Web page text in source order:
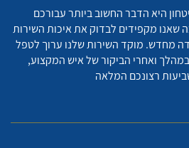
היא הדבר החשוב ביותר עבורכם
שאנו מקפידים לבדוק את איכות השירות
מחדש. מוקד השירות שלנו ערוך לטפל
ואחרי הביקור של איש המקצוע,
רצונכם המלאה